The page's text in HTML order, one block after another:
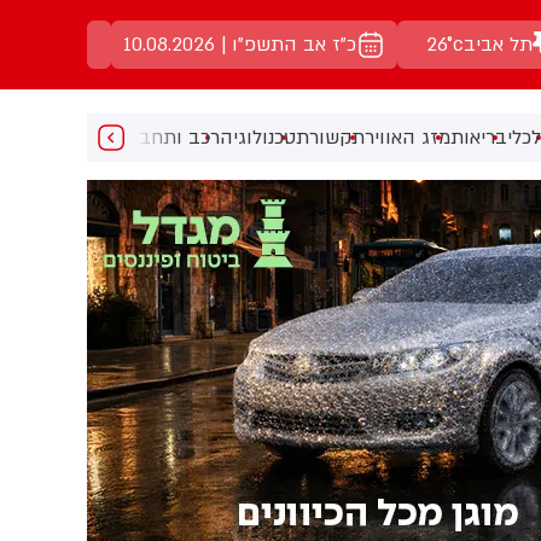
תל אביב26°c כ"ז אב התשפ"ו | 10.08.2026
בריאותמזג האווירתקשורתטכנולוגיהרכב ותחבורהמעניין